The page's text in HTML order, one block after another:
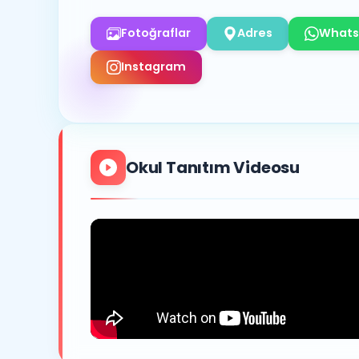
Fotoğraflar Adres
Instagram
Okul Tanıtım Videosu